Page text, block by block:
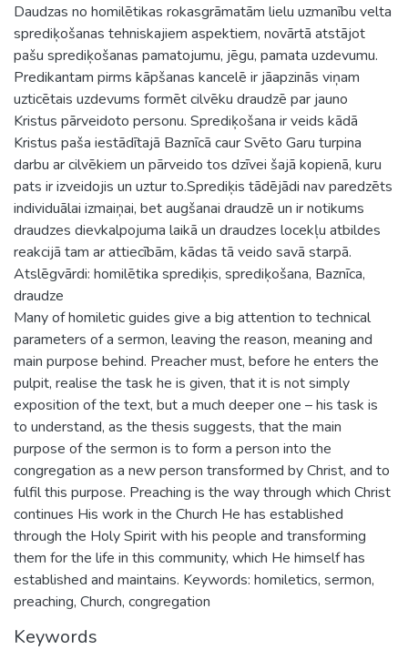
Daudzas no homilētikas rokasgrāmatām lielu uzmanību velta
sprediķošanas tehniskajiem aspektiem, novārtā atstājot
pašu sprediķošanas pamatojumu, jēgu, pamata uzdevumu.
Predikantam pirms kāpšanas kancelē ir jāapzinās viņam
uzticētais uzdevums formēt cilvēku draudzē par jauno
Kristus pārveidoto personu. Sprediķošana ir veids kādā
Kristus paša iestādītajā Baznīcā caur Svēto Garu turpina
darbu ar cilvēkiem un pārveido tos dzīvei šajā kopienā, kuru
pats ir izveidojis un uztur to.Sprediķis tādējādi nav paredzēts
individuālai izmaiņai, bet augšanai draudzē un ir notikums
draudzes dievkalpojuma laikā un draudzes locekļu atbildes
reakcijā tam ar attiecībām, kādas tā veido savā starpā.
Atslēgvārdi: homilētika sprediķis, sprediķošana, Baznīca,
draudze
Many of homiletic guides give a big attention to technical
parameters of a sermon, leaving the reason, meaning and
main purpose behind. Preacher must, before he enters the
pulpit, realise the task he is given, that it is not simply
exposition of the text, but a much deeper one – his task is
to understand, as the thesis suggests, that the main
purpose of the sermon is to form a person into the
congregation as a new person transformed by Christ, and to
fulfil this purpose. Preaching is the way through which Christ
continues His work in the Church He has established
through the Holy Spirit with his people and transforming
them for the life in this community, which He himself has
established and maintains. Keywords: homiletics, sermon,
preaching, Church, congregation
Keywords